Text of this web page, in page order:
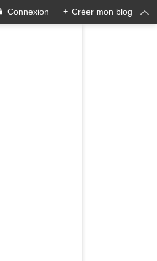
Connexion + Créer mon blog